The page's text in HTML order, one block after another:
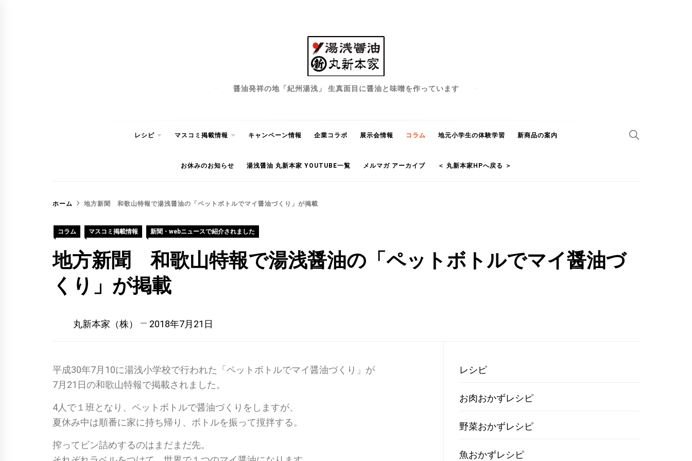
醤油発祥の地「紀州湯浅」 生真面目に醤油と味噌を作っています
レシピ マスコミ掲載情報 キャンペーン情報 企業コラボ 展示会情報 コラム 地元小学生の体験学習 新商品の案内
お休みのお知らせ 湯浅醤油 丸新本家 YOUTUBE一覧 メルマガ アーカイブ ＜ 丸新本家HPへ戻る ＞
ホーム 地方新聞 和歌山特報で湯浅醤油の「ペットボトルでマイ醤油づくり」が掲載
コラム マスコミ掲載情報 新聞・webニュースで紹介されました
地方新聞 和歌山特報で湯浅醤油の「ペットボトルでマイ醤油づ
くり」が掲載
丸新本家（株） 2018年7月21日
平成30年7月10に湯浅小学校で行われた「ペットボトルでマイ醤油づくり」が
7月21日の和歌山特報で掲載されました。
4人で１班となり、ペットボトルで醤油づくりをしますが、
夏休み中は順番に家に持ち帰り、ボトルを振って撹拌する。
搾ってビン詰めするのはまだまだ先。
レシピ
お肉おかずレシピ
野菜おかずレシピ
魚おかずレシピ